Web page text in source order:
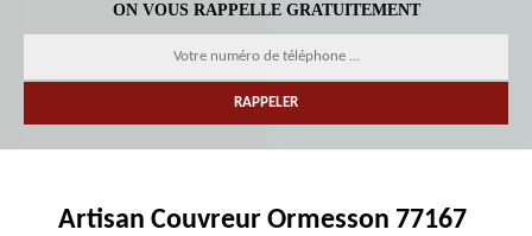
ON VOUS RAPPELLE GRATUITEMENT
Artisan Couvreur Ormesson 77167